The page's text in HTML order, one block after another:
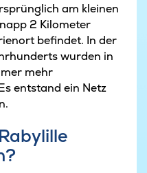
am kleinen
2 Kilometer
befindet. In der
wurden in
mehr
entstand ein Netz